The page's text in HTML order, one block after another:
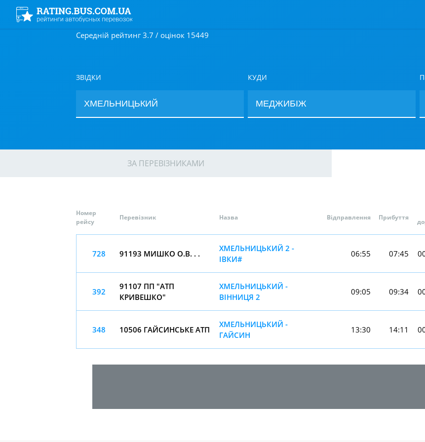
Середній рейтинг 3.7 / оцінок 15449
ЗВІДКИ КУДИ
ЗА ПЕРЕВІЗНИКАМИ
Номер
рейсу
Перевізник Назва Відправлення Прибуття
728 91193 МИШКО О.В. . .
ХМЕЛЬНИЦЬКИЙ 2 -
ІВКИ#
06:55 07:45
392
91107 ПП "АТП
КРИВЕШКО"
ХМЕЛЬНИЦЬКИЙ -
ВІННИЦЯ 2
09:05 09:34
348 10506 ГАЙСИНСЬКЕ АТП
ХМЕЛЬНИЦЬКИЙ -
ГАЙСИН
13:30 14:11